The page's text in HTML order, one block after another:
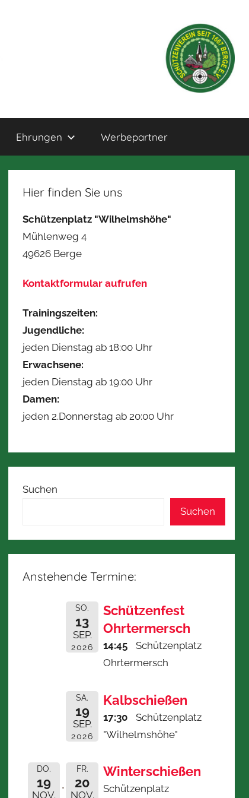
Ehrungen Werbepartner
Hier finden Sie uns
Schützenplatz "Wilhelmshöhe"
Mühlenweg 4
49626 Berge
Kontaktformular aufrufen
Trainingszeiten:
Jugendliche:
jeden Dienstag ab 18:00 Uhr
Erwachsene:
jeden Dienstag ab 19:00 Uhr
Damen:
jeden 2.Donnerstag ab 20:00 Uhr
Suchen
Suchen
Anstehende Termine:
SO.
13
SEP.
2026
Schützenfest
Ohrtermersch
14:45
Schützenplatz
Ohrtermersch
SA.
19
SEP.
2026
Kalbschießen
17:30
Schützenplatz
"Wilhelmshöhe"
DO.
19
NOV.
FR.
20
NOV.
Winterschießen
Schützenplatz